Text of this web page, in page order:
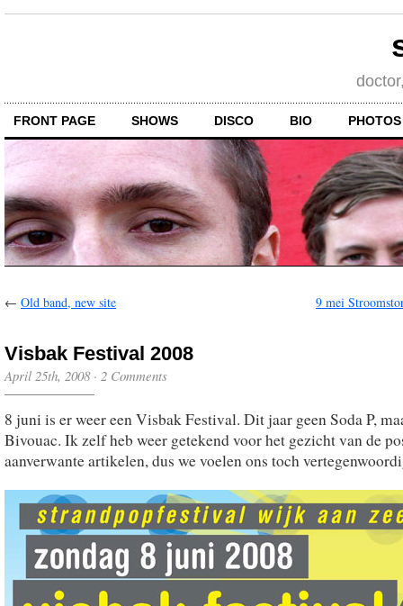
FRONT PAGE SHOWS DISCO BIO PHOTOS
← Old band, new site 9 mei
Visbak Festival 2008
April 25th, 2008· 2 Comments
8 juni is er weer een Visbak Festival. Dit jaar geen Soda P,
Bivouac. Ik zelf heb weer getekend voor het gezicht van de
aanverwante artikelen, dus we voelen ons toch